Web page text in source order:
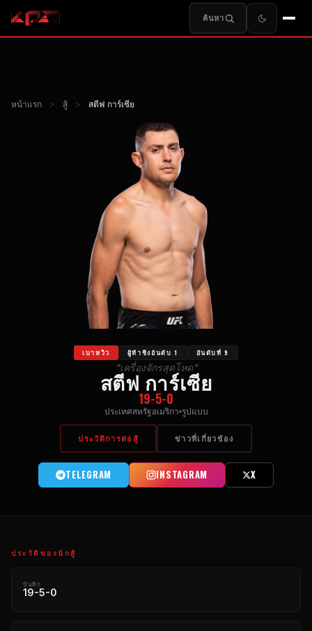
ค้นหา
หน้าแรก > สู้ > สตีฟ การ์เซีย
เบาหวิว ผู้ท้าชิงอันดับ 1 อันดับที่ 9
"เครื่องจักรสุดโหด"
สตีฟ การ์เซีย
19-5-0
ประเทศสหรัฐอเมริกา รูปแบบ
ประวัติการต่อสู้ ข่าวที่เกี่ยวข้อง
TELEGRAM INSTAGRAM X
ประวัติของนักสู้
บันทึก
19-5-0